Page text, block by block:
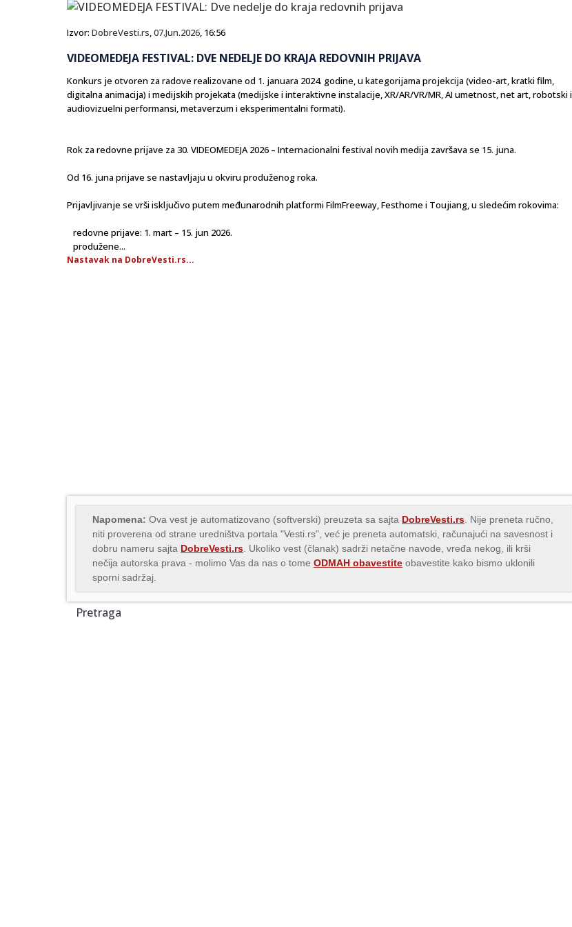
Izvor: DobreVesti.rs,07.Jun.2026, 16:56
VIDEOMEDEJA FESTIVAL: DVE NEDELJE DO KRAJA REDOVNIH PRIJAVA
Konkurs je otvoren za radove realizovane od 1. januara 2024. godine, u kategorijama projekcija (video-art, kratki film,
digitalna animacija) i medijskih projekata (medijske i interaktivne instalacije, XR/AR/VR/MR, AI umetnost, net art, robotski i
audiovizuelni performansi, metaverzum i eksperimentalni formati).
Rok za redovne prijave za 30. VIDEOMEDEJA 2026 – Internacionalni festival novih medija završava se 15. juna.
Od 16. juna prijave se nastavljaju u okviru produženog roka.
Prijavljivanje se vrši isključivo putem međunarodnih platformi FilmFreeway, Festhome i Toujiang, u sledećim rokovima:
redovne prijave: 1. mart – 15. jun 2026.
produžene...
Nastavak na DobreVesti.rs...
Napomena: Ova vest je automatizovano (softverski) preuzeta sa sajta DobreVesti.rs . Nije preneta ručno,
niti proverena od strane uredništva portala "Vesti.rs", već je preneta automatski, računajući na savesnost i
dobru nameru sajta DobreVesti.rs . Ukoliko vest (članak) sadrži netačne navode, vređa nekog, ili krši
nečija autorska prava - molimo Vas da nas o tome ODMAH obavestite obavestite kako bismo uklonili
sporni sadržaj.
Pretraga